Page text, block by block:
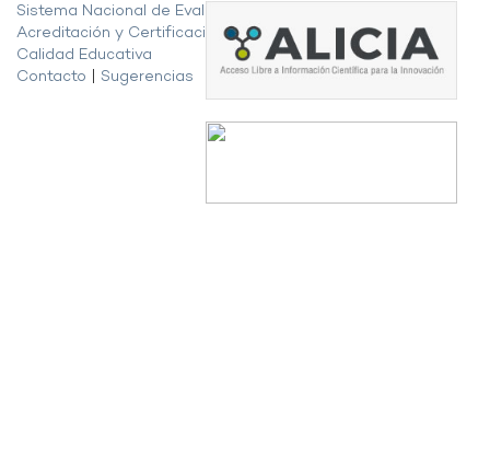
Sistema Nacional de Evaluación,
Acreditación y Certificación de la
Calidad Educativa
Contacto
Sugerencias